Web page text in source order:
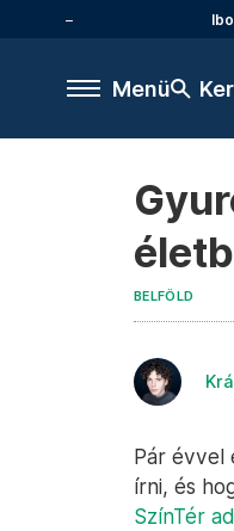
Menü
BELFÖLD
Pár évvel
írni, és
SzínTér